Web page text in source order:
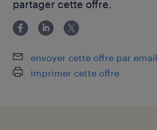
partager cette offre.
envoyer cette offre par email
imprimer cette offre